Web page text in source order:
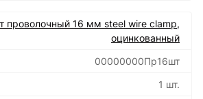
проволочный 16 мм steel wire clamp,
оцинкованный
00000000Пр16шт
1 шт.